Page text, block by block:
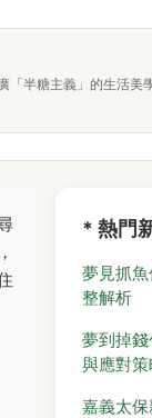
半糖主義」的生活美
* 熱門
夢見抓
整解析
夢到掉
與應對策
嘉義太